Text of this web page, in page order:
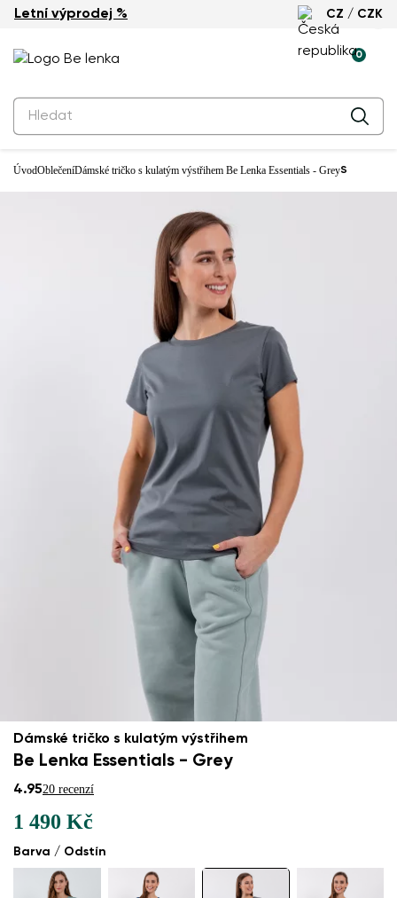
Letní výprodej % CZ / CZK
0
ÚvodOblečeníDámské tričko s kulatým výstřihem Be Lenka Essentials - GreyS
Dámské tričko s kulatým výstřihem
Be Lenka Essentials - Grey
4.9520 recenzí
Barva / Odstín
1 490 Kč